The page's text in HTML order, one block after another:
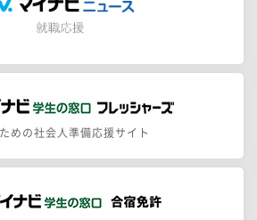
めの社会人準備応援サイト